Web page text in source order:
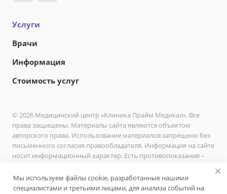
Услуги
Врачи
Информация
Стоимость услуг
© 2026 Медицинский центр «Клиника Прайм Медикал». Все
права защищены. Материалы сайта являются объектом
авторского права. Использование материалов запрещено без
письменного согласия правообладателя. Информация на сайте
носит информационный характер. Есть противопоказания –
Политика в отношении обработки персональных данных
Мы используем файлы cookie, разработанные нашими
специалистами и третьими лицами, для анализа событий на